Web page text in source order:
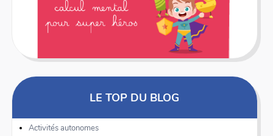
LE TOP DU BLOG
Activités autonomes